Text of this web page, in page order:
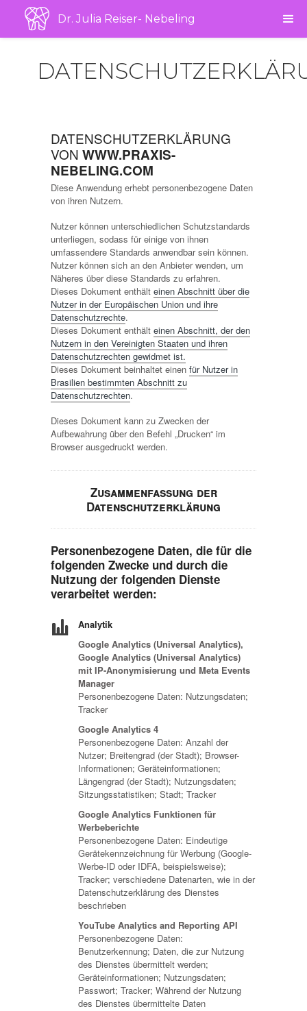
Dr. Julia Reiser- Nebeling
DATENSCHUTZERKLÄRUNG
VON WWW.PRAXIS-
NEBELING.COM
Diese Anwendung erhebt personenbezogene Daten
von ihren Nutzern.
Nutzer können unterschiedlichen Schutzstandards
unterliegen, sodass für einige von ihnen
umfassendere Standards anwendbar sein können.
Nutzer können sich an den Anbieter wenden, um
Näheres über diese Standards zu erfahren.
Dieses Dokument enthält einen Abschnitt über die
Nutzer in der Europäischen Union und ihre
Datenschutzrechte.
Dieses Dokument enthält einen Abschnitt, der den
Nutzern in den Vereinigten Staaten und ihren
Datenschutzrechten gewidmet ist.
Dieses Dokument beinhaltet einen für Nutzer in
Brasilien bestimmten Abschnitt zu
Datenschutzrechten.
Dieses Dokument kann zu Zwecken der
Aufbewahrung über den Befehl „Drucken“ im
Browser ausgedruckt werden.
Zusammenfassung der
Datenschutzerklärung
Personenbezogene Daten, die für die
folgenden Zwecke und durch die
Nutzung der folgenden Dienste
verarbeitet werden:
Analytik
Google Analytics (Universal Analytics),
Google Analytics (Universal Analytics)
mit IP-Anonymisierung und Meta Events
Manager
Personenbezogene Daten: Nutzungsdaten;
Tracker
Google Analytics 4
Personenbezogene Daten: Anzahl der
Nutzer; Breitengrad (der Stadt); Browser-
Informationen; Geräteinformationen;
Längengrad (der Stadt); Nutzungsdaten;
Sitzungsstatistiken; Stadt; Tracker
Google Analytics Funktionen für
Werbeberichte
Personenbezogene Daten: Eindeutige
Gerätekennzeichnung für Werbung (Google-
Werbe-ID oder IDFA, beispielsweise);
Tracker; verschiedene Datenarten, wie in der
Datenschutzerklärung des Dienstes
beschrieben
YouTube Analytics and Reporting API
Personenbezogene Daten:
Benutzerkennung; Daten, die zur Nutzung
des Dienstes übermittelt werden;
Geräteinformationen; Nutzungsdaten;
Passwort; Tracker; Während der Nutzung
des Dienstes übermittelte Daten